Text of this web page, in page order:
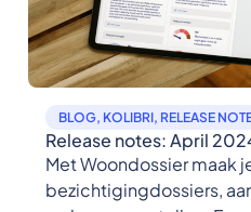
BLOG, KOLIBRI, RELEASE
Release notes: April
Met Woondossier maak
bezichtigingdossiers,